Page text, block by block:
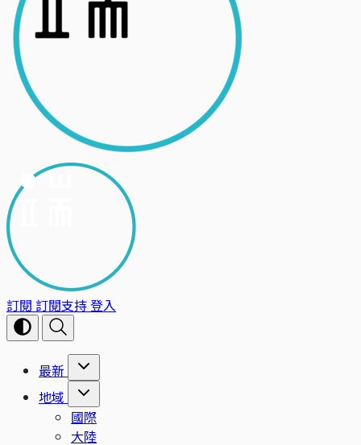
訂閱 訂閱支持登入
最新
地域
國際
大陸